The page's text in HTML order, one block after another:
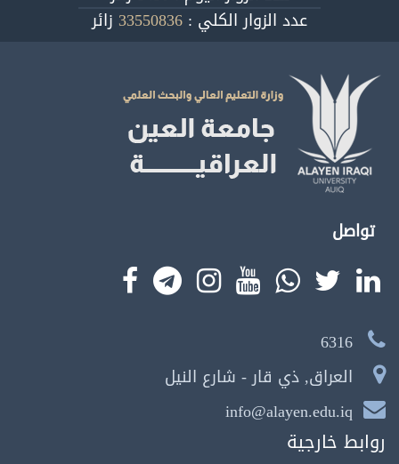
عدد الزوار الكلي : 33550836 زائر
تواصل
6316
العراق, ذي قار - شارع النيل
info@alayen.edu.iq
روابط خارجية